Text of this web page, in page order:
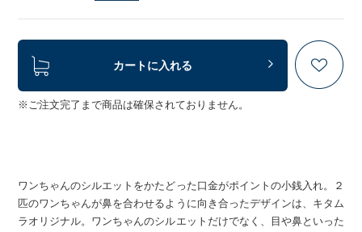
カートに入れる
※ご注文完了まで商品は確保されておりません。
ワンちゃんのシルエットをかたどった口金がポイントの小銭入れ。２
匹のワンちゃんが鼻を合わせるように向き合ったデザインは、キタム
ラオリジナル。ワンちゃんのシルエットだけでなく、目や鼻といった